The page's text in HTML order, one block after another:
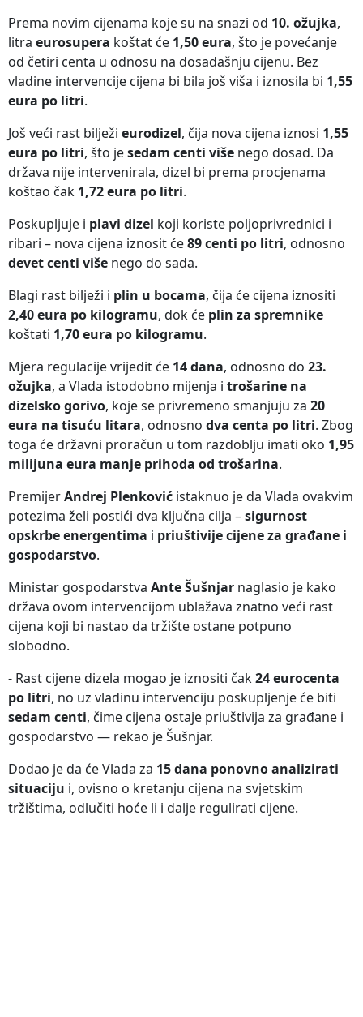
Prema novim cijenama koje su na snazi od 10. ožujka,
litra eurosupera koštat će 1,50 eura, što je povećanje
od četiri centa u odnosu na dosadašnju cijenu. Bez
vladine intervencije cijena bi bila još viša i iznosila bi 1,55
eura po litri.
Još veći rast bilježi eurodizel, čija nova cijena iznosi 1,55
eura po litri, što jesedam centi više nego dosad. Da
država nije intervenirala, dizel bi prema procjenama
koštao čak 1,72 eura po litri.
Poskupljuje i plavi dizel koji koriste poljoprivrednici i
ribari – nova cijena iznosit će89 centi po litri, odnosno
devet centi više nego do sada.
Blagi rast bilježi i plin u bocama, čija će cijena iznositi
2,40 eura po kilogramu, dok će plin za spremnike
koštati 1,70 eura po kilogramu.
Mjera regulacije vrijedit će 14 dana, odnosno do 23.
ožujka, a Vlada istodobno mijenja i trošarine na
dizelsko gorivo, koje se privremeno smanjuju za 20
eura na tisuću litara, odnosno dva centa po litri. Zbog
toga će državni proračun u tom razdoblju imati oko 1,95
milijuna eura manje prihoda od trošarina.
PremijerAndrej Plenković istaknuo je da Vlada ovakvim
potezima želi postići dva ključna cilja –sigurnost
opskrbe energentima i priuštivije cijene za građane i
gospodarstvo.
Ministar gospodarstva Ante Šušnjar naglasio je kako
država ovom intervencijom ublažava znatno veći rast
cijena koji bi nastao da tržište ostane potpuno
slobodno.
- Rast cijene dizela mogao je iznositi čak24 eurocenta
po litri, no uz vladinu intervenciju poskupljenje će biti
sedam centi, čime cijena ostaje priuštivija za građane i
gospodarstvo — rekao je Šušnjar.
Dodao je da će Vlada za 15 dana ponovno analizirati
situaciju i, ovisno o kretanju cijena na svjetskim
tržištima, odlučiti hoće li i dalje regulirati cijene.